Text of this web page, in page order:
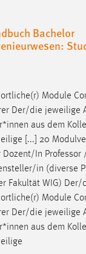
Bachelor
Module
Der/die jeweilige
*innen aus dem
[...] 20
Dozent/In Professor
in (diverse
Fakultät WIG) Der/
Module
Der/die jeweilige
*innen aus dem